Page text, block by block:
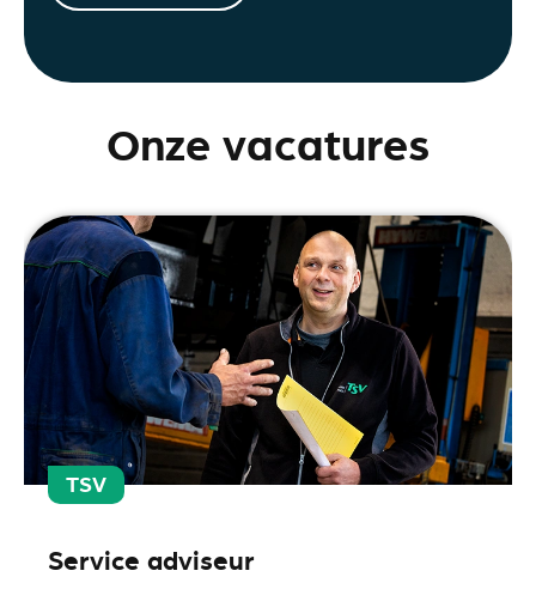
Onze vacatures
Service adviseur
TSV